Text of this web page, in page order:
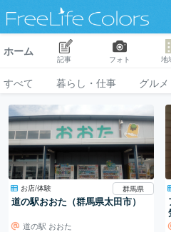
ホーム
記事 フォト 地
すべて 暮らし・仕事 グル
お店/体験 群馬県
道の駅おおた（群馬県太田市）
道の駅 おおた